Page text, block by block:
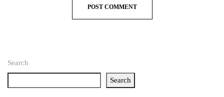
Search
Search